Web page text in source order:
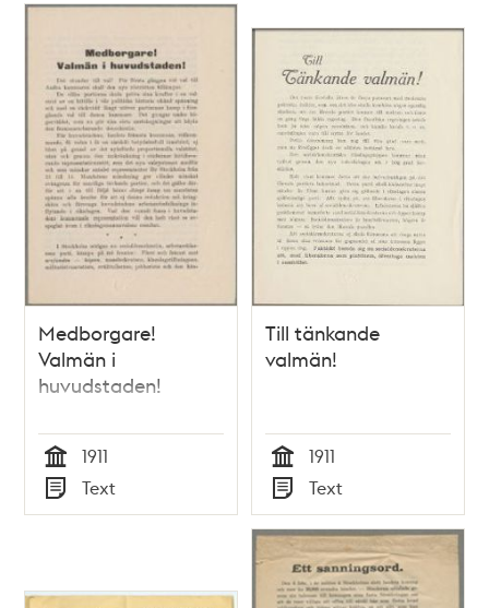
Medborgare!
Valmän i
huvudstaden!
Tid
1911
Typ
Text
Till tänkande
valmän!
Tid
1911
Typ
Text